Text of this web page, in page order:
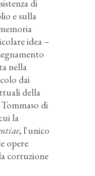
di
e sulla
idea –
nella
dai
della
di
la
, l'unico
opere
corruzione